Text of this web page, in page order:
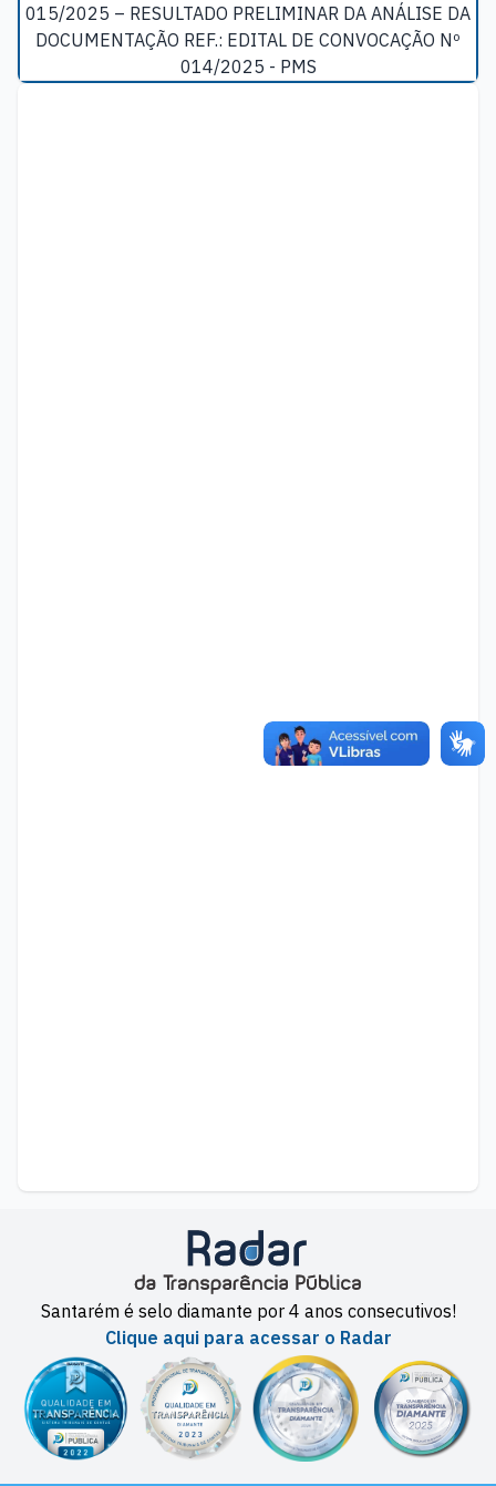
015/2025 – RESULTADO PRELIMINAR DA ANÁLISE DA
DOCUMENTAÇÃO REF.: EDITAL DE CONVOCAÇÃO Nº
014/2025 - PMS
Santarém é selo diamante por 4 anos consecutivos!
Clique aqui para acessar o Radar